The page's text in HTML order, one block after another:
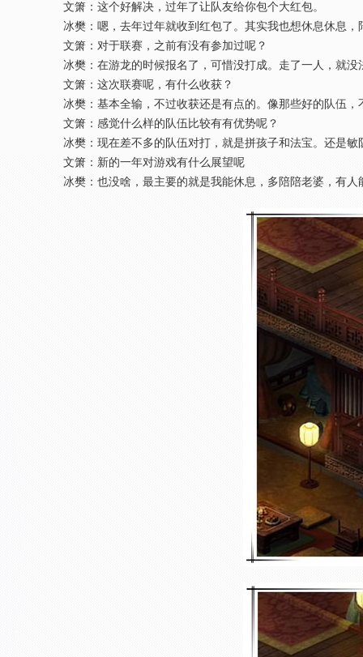
文箫：这个好解决，过年了让队友给你包个大红包。
冰樊：嗯，去年过年就收到红包了。其实我也想休息休息，
文箫：对于联赛，之前有没有参加过呢？
冰樊：在游龙的时候报名了，可惜没打成。走了一人，就没
文箫：这次联赛呢，有什么收获？
冰樊：基本全输，不过收获还是有点的。像那些好的队伍，
文箫：感觉什么样的队伍比较有有优势呢？
冰樊：现在差不多的队伍对打，就是拼孩子和法宝。还是敏
文箫：新的一年对游戏有什么展望呢
冰樊：也没啥，最主要的就是我能休息，多陪陪老婆，有人